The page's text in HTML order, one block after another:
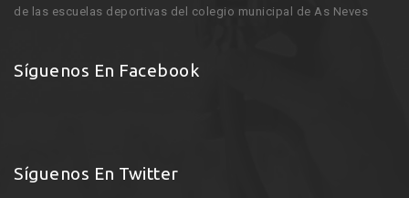
de las escuelas deportivas del colegio municipal de As Neves
Síguenos En Facebook
Síguenos En Twitter